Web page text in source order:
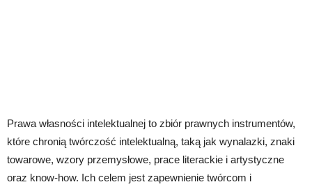
Prawa własności intelektualnej to zbiór prawnych instrumentów,
które chronią twórczość intelektualną, taką jak wynalazki, znaki
towarowe, wzory przemysłowe, prace literackie i artystyczne
oraz know-how. Ich celem jest zapewnienie twórcom i